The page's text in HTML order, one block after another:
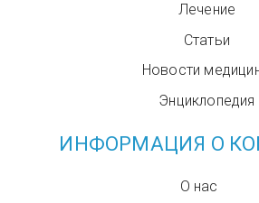
Лечение
Статьи
Новости
Энциклопедия
ИНФОРМАЦИЯ О
О нас